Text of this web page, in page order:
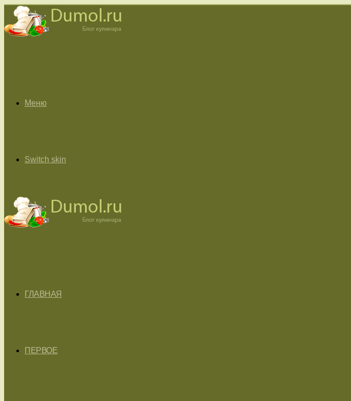
Меню
Switch skin
ГЛАВНАЯ
ПЕРВОЕ